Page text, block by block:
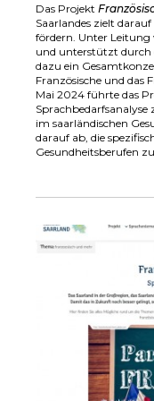
Das Projekt
Saarlandes zielt
fördern. Unter
und unterstützt durch
dazu ein
Französische und
Mai 2024 führte das
im saarländischen
darauf ab, die
Gesundheitsberufen